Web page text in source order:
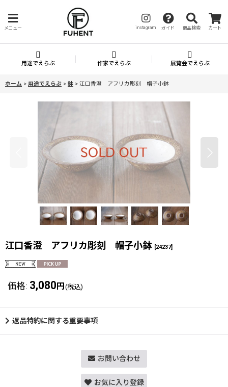
メニュー instagram ガイド 商品検索 カート
用途でえらぶ 作家でえらぶ 展覧会でえらぶ
ホーム > 用途でえらぶ > 鉢 > 江口香澄 アフリカ彫刻 帽子小鉢
江口香澄 アフリカ彫刻 帽子小鉢 [24237]
価格: 3,080 円 (税込)
返品特約に関する重要事項
お問い合わせ
お気に入り登録